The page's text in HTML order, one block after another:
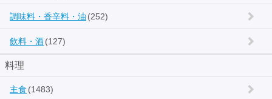
調味料・香辛料・油 (252)
飲料・酒(127)
料理
主食 (1483)